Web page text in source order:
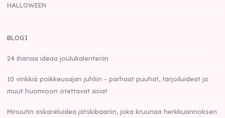
HALLOWEEN
BLOGI
24 ihanaa ideaa joulukalenteriin
10 vinkkiä poikkeusajan juhliin - parhaat puuhat, tarjoiluideat ja
muut huomioon otettavat asiat
Minuutin askareluidea jätskibaariin, joka kruunaa herkkuannoksen